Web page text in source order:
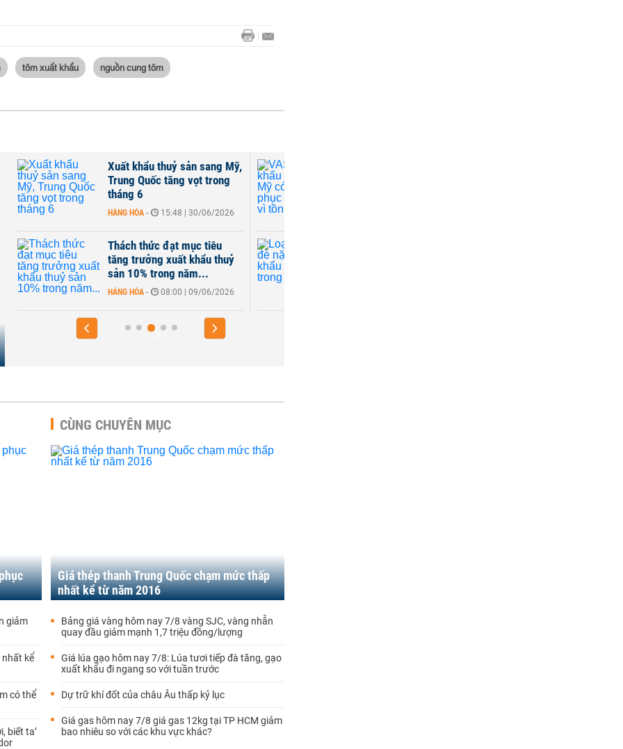
tôm xuất khẩu nguồn cung tôm
Xuất khẩu thuỷ sản sang Mỹ,
Trung Quốc tăng vọt trong
tháng 6
HÀNG HÓA - 15:48 | 30/06/2026
Thách thức đạt mục tiêu
tăng trưởng xuất khẩu thuỷ
sản 10% trong năm...
HÀNG HÓA - 08:00 | 09/06/2026
giảm
nhất kể
có thể
biết ta’
CÙNG CHUYÊN MỤC
Giá thép thanh Trung Quốc chạm mức thấp
nhất kể từ năm 2016
Bảng giá vàng hôm nay 7/8 vàng SJC, vàng nhẫn
quay đầu giảm mạnh 1,7 triệu đồng/lượng
Giá lúa gạo hôm nay 7/8: Lúa tươi tiếp đà tăng, gạo
xuất khẩu đi ngang so với tuần trước
Dự trữ khí đốt của châu Âu thấp kỷ lục
Giá gas hôm nay 7/8 giá gas 12kg tại TP HCM giảm
bao nhiêu so với các khu vực khác?